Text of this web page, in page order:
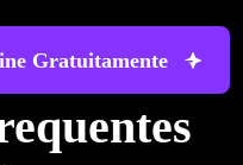
Gratuitamente